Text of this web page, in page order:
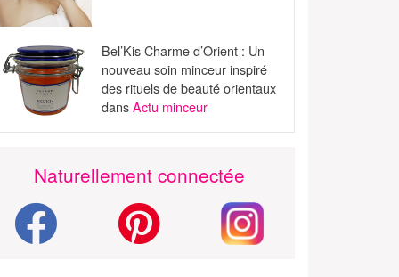
Bel’Kis Charme d’Orient : Un
nouveau soin minceur inspiré
des rituels de beauté orientaux
dansActu minceur
Naturellement connectée